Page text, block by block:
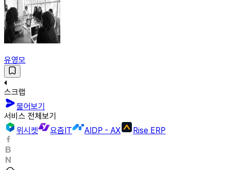
유영모
스크랩
물어보기
서비스 전체보기
위시켓
요즘IT AIDP - AX Rise ERP